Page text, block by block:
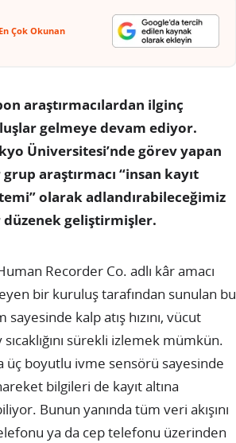
Çok Okunan
araştırmacılardan ilginç
gelmeye devam ediyor.
Üniversitesi’nde görev yapan
araştırmacı “insan kayıt
olarak adlandırabileceğimiz
düzenek geliştirmişler.
Recorder Co. adlı kâr amacı
bir kuruluş tarafından sunulan bu
sayesinde kalp atış hızını, vücut
sürekli izlemek mümkün.
üç boyutlu ivme sensörü sayesinde
bilgileri de kayıt altına
Bunun yanında tüm veri akışını
ya da cep telefonu üzerinden